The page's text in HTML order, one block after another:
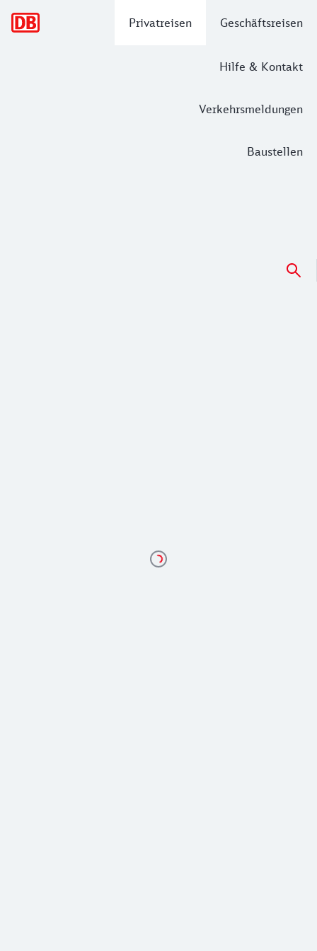
Privatreisen Geschäftsreisen
Hilfe & Kontakt
Verkehrsmeldungen
Baustellen